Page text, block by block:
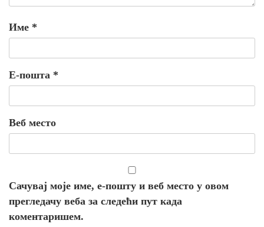
Име *
Е-пошта *
Веб место
Сачувај моје име, е-пошту и веб место у овом
прегледачу веба за следећи пут када
коментаришем.